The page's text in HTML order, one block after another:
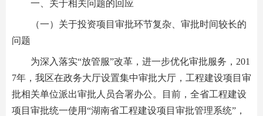
一、关于相关问题的回应
（一）关于投资项目审批环节复杂、审批时间较长的
问题
为深入落实“放管服”改革，进一步优化审批服务，201
7年，我区在政务大厅设置集中审批大厅，工程建设项目审
批相关单位派出审批人员合署办公。目前，全省工程建设
项目审批统一使用“湖南省工程建设项目审批管理系统”，